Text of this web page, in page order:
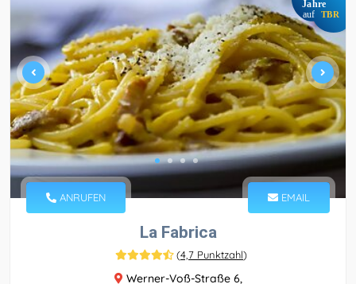
Jahre
auf TBR
ANRUFEN EMAIL
La Fabrica
(4,7 Punktzahl)
Werner-Voß-Straße 6,